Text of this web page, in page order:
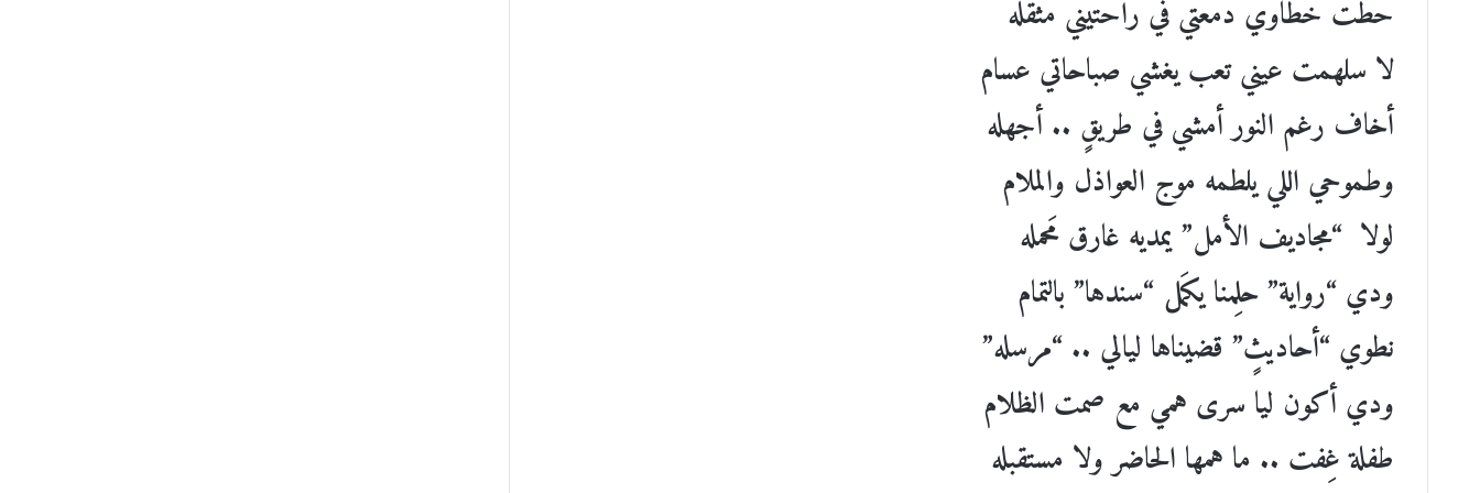
حطّت خطاوي دمعتي في راحتيني مثقله
لا سلهمت عيني تعب يغشي صباحاتي عسام
أخاف رغم النور أمشي في طريقٍ .. أجهله
وطموحي اللي يلطمه موج العواذل والملام
لولا “مجاديف الأمل” يمديه غارق مَحمله
ودي “رواية” حلِمنا يكمَل “سندها” بالتمام
نطوي “أحاديثٍ” قضيناها ليالي .. “مرسله”
ودي أكون ليا سرى همي مع صمت الظلام
طفلة غِفت .. ما همها الحاضر ولا مستقبله